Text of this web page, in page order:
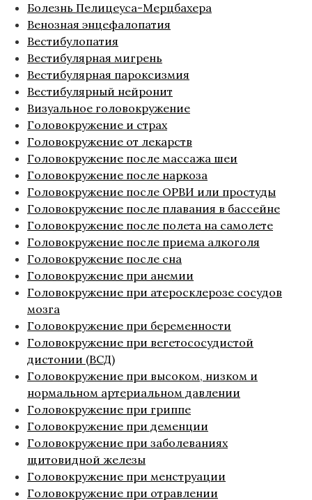
Болезнь Пелицеуса-Мерцбахера
Венозная энцефалопатия
Вестибулопатия
Вестибулярная мигрень
Вестибулярная пароксизмия
Вестибулярный нейронит
Визуальное головокружение
Головокружение и страх
Головокружение от лекарств
Головокружение после массажа шеи
Головокружение после наркоза
Головокружение после ОРВИ или простуды
Головокружение после плавания в бассейне
Головокружение после полета на самолете
Головокружение после приема алкоголя
Головокружение после сна
Головокружение при анемии
Головокружение при атеросклерозе сосудов
мозга
Головокружение при беременности
Головокружение при вегетососудистой
дистонии (ВСД)
Головокружение при высоком, низком и
нормальном артериальном давлении
Головокружение при гриппе
Головокружение при деменции
Головокружение при заболеваниях
щитовидной железы
Головокружение при менструации
Головокружение при отравлении